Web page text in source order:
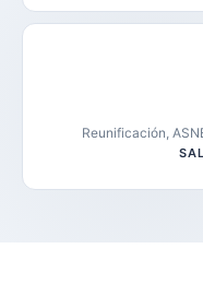
Reunificación,